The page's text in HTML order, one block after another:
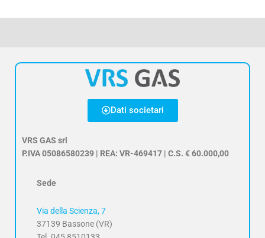
Dati societari
VRS GAS srl
P.IVA 05086580239 | REA: VR-469417 | C.S. € 60.000,00
Sede
Via della Scienza, 7
37139 Bassone (VR)